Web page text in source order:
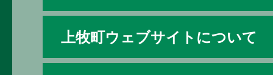
上牧町ウェブサイトについて